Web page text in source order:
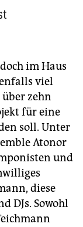
im Haus
viel
zehn
für eine
soll. Unter
Atonor
und
diese
DJs. Sowohl